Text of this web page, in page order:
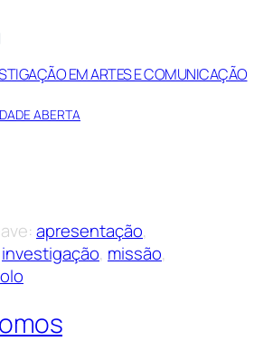
EM ARTES E COMUNICAÇÃO
ABERTA
apresentação
investigação, missão